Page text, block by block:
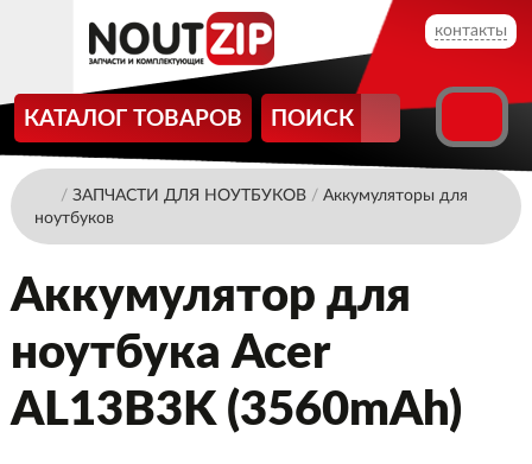
контакты
КАТАЛОГ ТОВАРОВ ПОИСК
/ ЗАПЧАСТИ ДЛЯ НОУТБУКОВ/ Аккумуляторы для
ноутбуков
Аккумулятор для
ноутбука Acer
AL13B3K (3560mAh)